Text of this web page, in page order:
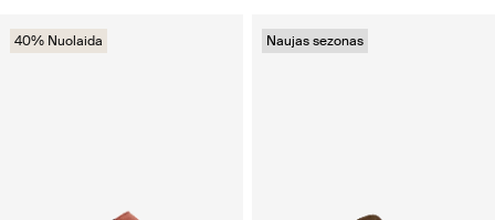
40% Nuolaida Naujas sezonas